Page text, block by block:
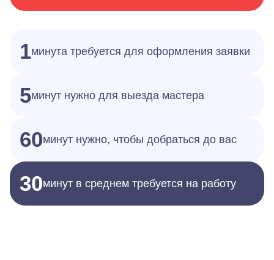
1минута требуется для оформления заявки
5минут нужно для выезда мастера
60минут нужно, чтобы добраться до вас
30минут в среднем требуется на работу